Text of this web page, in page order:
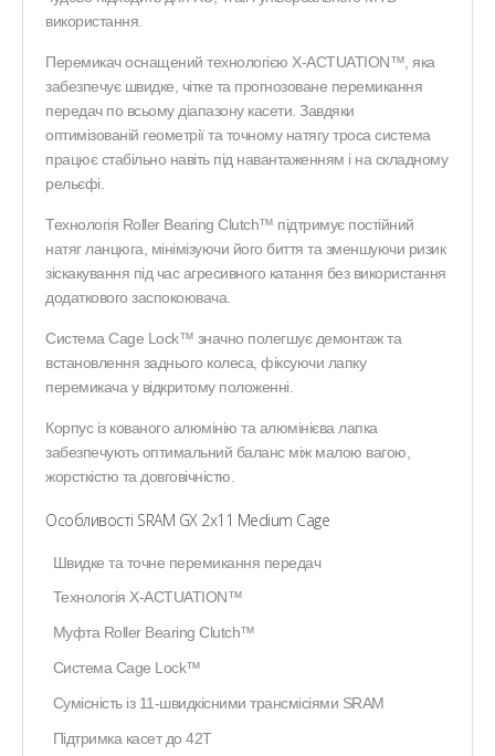
використання.
Перемикач оснащений технологією X-ACTUATION™, яка
забезпечує швидке, чітке та прогнозоване перемикання
передач по всьому діапазону касети. Завдяки
оптимізованій геометрії та точному натягу троса система
працює стабільно навіть під навантаженням і на складному
рельєфі.
Технологія Roller Bearing Clutch™ підтримує постійний
натяг ланцюга, мінімізуючи його биття та зменшуючи ризик
зіскакування під час агресивного катання без використання
додаткового заспокоювача.
Система Cage Lock™ значно полегшує демонтаж та
встановлення заднього колеса, фіксуючи лапку
перемикача у відкритому положенні.
Корпус із кованого алюмінію та алюмінієва лапка
забезпечують оптимальний баланс між малою вагою,
жорсткістю та довговічністю.
Особливості SRAM GX 2x11 Medium Cage
Швидке та точне перемикання передач
Технологія X-ACTUATION™
Муфта Roller Bearing Clutch™
Система Cage Lock™
Сумісність із 11-швидкісними трансмісіями SRAM
Підтримка касет до 42T